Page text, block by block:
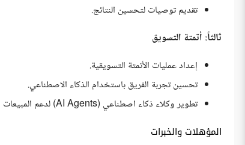
تقديم توصيات لتحسين النتائج.
ثالثاً: أتمتة التسويق
إعداد عمليات الأتمتة التسويقية.
تحسين تجربة الفريق باستخدام الذكاء الاصطناعي.
تطوير وكلاء ذكاء اصطناعي (AI Agents) لدعم المبيعات وخدمة العملاء.
المؤهلات والخبرات